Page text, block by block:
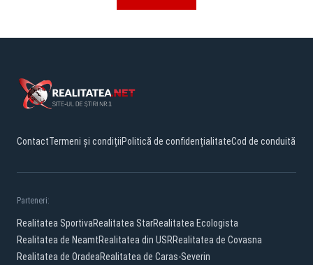
ContactTermeni și condițiiPolitică de confidențialitateCod de conduită
Parteneri:
Realitatea SportivaRealitatea StarRealitatea Ecologista
Realitatea de NeamtRealitatea din USRRealitatea de Covasna
Realitatea de OradeaRealitatea de Caras-Severin